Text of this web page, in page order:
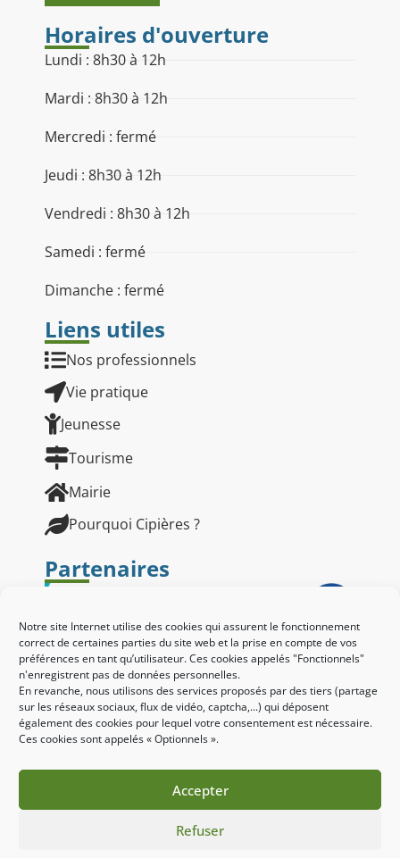
Notre site Internet utilise des cookies qui assurent le fonctionnement
correct de certaines parties du site web et la prise en compte de vos
préférences en tant qu’utilisateur. Ces cookies appelés "Fonctionnels"
n'enregistrent pas de données personnelles.
En revanche, nous utilisons des services proposés par des tiers (partage
sur les réseaux sociaux, flux de vidéo, captcha,...) qui déposent
également des cookies pour lequel votre consentement est nécessaire.
Ces cookies sont appelés « Optionnels ».
Accepter
Refuser
Horaires d'ouverture
Lundi : 8h30 à 12h
Mardi : 8h30 à 12h
Mercredi : fermé
Jeudi : 8h30 à 12h
Vendredi : 8h30 à 12h
Samedi : fermé
Dimanche : fermé
Liens utiles
Nos professionnels
Vie pratique
Jeunesse
Tourisme
Mairie
Pourquoi Cipières ?
Partenaires